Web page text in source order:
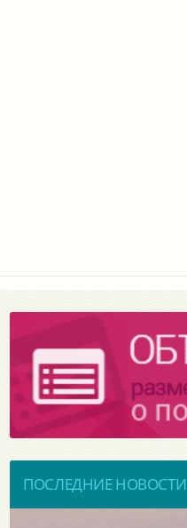
ПОСЛЕДНИЕ НОВОСТИ